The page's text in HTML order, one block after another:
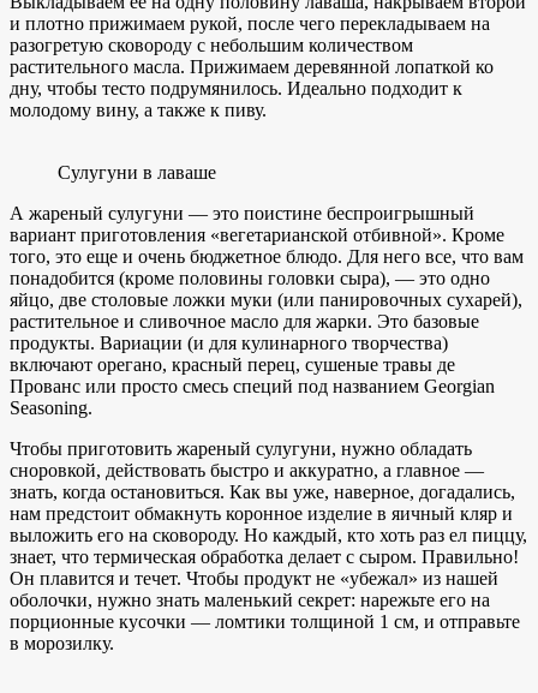
и плотно прижимаем рукой, после чего перекладываем на
разогретую сковороду с небольшим количеством
растительного масла. Прижимаем деревянной лопаткой ко
дну, чтобы тесто подрумянилось. Идеально подходит к
молодому вину, а также к пиву.
Сулугуни в лаваше
А жареный сулугуни — это поистине беспроигрышный
вариант приготовления «вегетарианской отбивной». Кроме
того, это еще и очень бюджетное блюдо. Для него все, что вам
понадобится (кроме половины головки сыра), — это одно
яйцо, две столовые ложки муки (или панировочных сухарей),
растительное и сливочное масло для жарки. Это базовые
продукты. Вариации (и для кулинарного творчества)
включают орегано, красный перец, сушеные травы де
Прованс или просто смесь специй под названием Georgian
Seasoning.
Чтобы приготовить жареный сулугуни, нужно обладать
сноровкой, действовать быстро и аккуратно, а главное —
знать, когда остановиться. Как вы уже, наверное, догадались,
нам предстоит обмакнуть коронное изделие в яичный кляр и
выложить его на сковороду. Но каждый, кто хоть раз ел пиццу,
знает, что термическая обработка делает с сыром. Правильно!
Он плавится и течет. Чтобы продукт не «убежал» из нашей
оболочки, нужно знать маленький секрет: нарежьте его на
порционные кусочки — ломтики толщиной 1 см, и отправьте
в морозилку.